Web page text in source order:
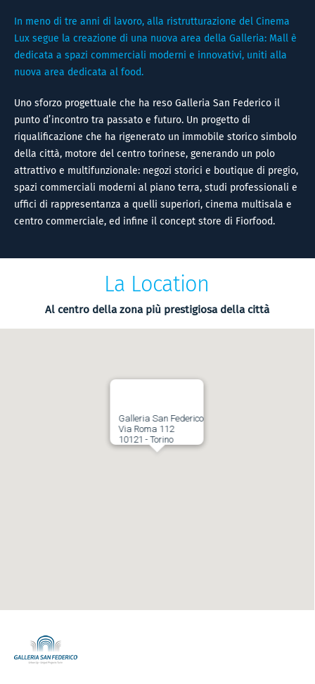
In meno di tre anni di lavoro, alla ristrutturazione del Cinema
Lux segue la creazione di una nuova area della Galleria: Mall è
dedicata a spazi commerciali moderni e innovativi, uniti alla
nuova area dedicata al food.
Uno sforzo progettuale che ha reso Galleria San Federico il
punto d’incontro tra passato e futuro. Un progetto di
riqualificazione che ha rigenerato un immobile storico simbolo
della città, motore del centro torinese, generando un polo
attrattivo e multifunzionale: negozi storici e boutique di pregio,
spazi commerciali moderni al piano terra, studi professionali e
uffici di rappresentanza a quelli superiori, cinema multisala e
centro commerciale, ed infine il concept store di Fiorfood.
La Location
Al centro della zona più prestigiosa della città
Galleria San Federico
Via Roma 112
10121 - Torino